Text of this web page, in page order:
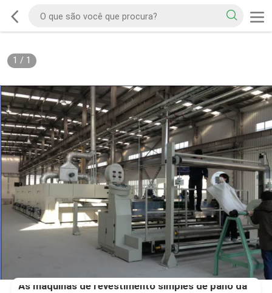
1 / 1
As máquinas de revestimento simples de pano da